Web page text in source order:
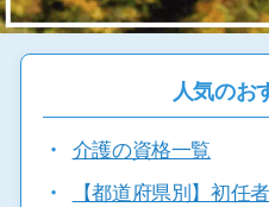
人気のお
・ 介護の資格一覧
・
【都道府県別】初任